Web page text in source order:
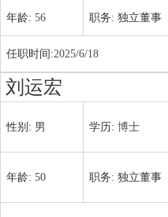
年龄: 56 职务: 独立董事
任职时间:2025/6/18
刘运宏
性别: 男 学历: 博士
年龄: 50 职务: 独立董事